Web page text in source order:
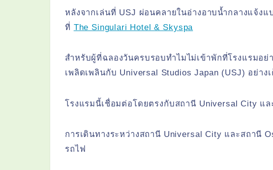
หลังจากเล่นที่ USJ ผ่อนคลายในอ่างอาบน้ำกลางแจ้ง
ที่ The Singulari Hotel & Skyspa
สำหรับผู้ที่ฉลองวันครบรอบทำไมไม่เข้าพักที่โรงแรมอย่
เพลิดเพลินกับ Universal Studios Japan (USJ) อย่าง
โรงแรมนี้เชื่อมต่อโดยตรงกับสถานี Universal City แล
การเดินทางระหว่างสถานี Universal City และสถานี
รถไฟ